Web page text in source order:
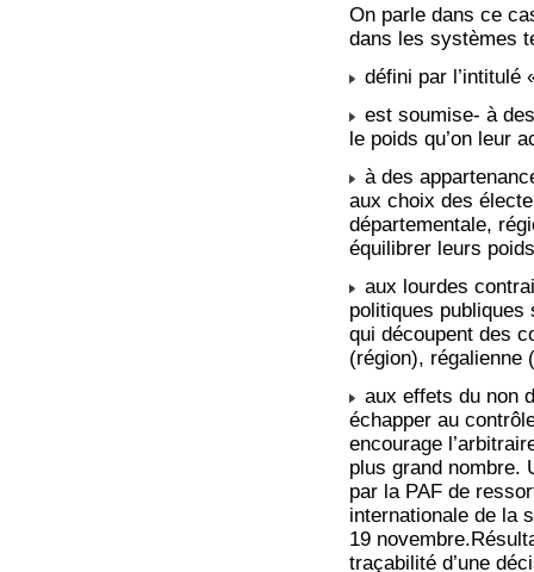
On parle dans ce
dans les systèmes
défini par l’intitulé
est soumise- à
le poids qu’on leur
à des
aux choix des
départementale,
équilibrer leurs
aux lourdes
politiques
qui découpent des
(région), régalienne
aux effets du non
échapper au
encourage
plus grand nombre.
par la PAF de
internationale de la
19
traçabilité d’une